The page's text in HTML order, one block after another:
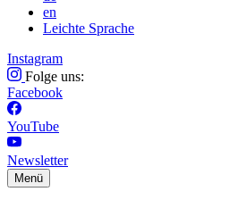
en
Leichte Sprache
Instagram
Folge uns:
Facebook
YouTube
Newsletter
Menü